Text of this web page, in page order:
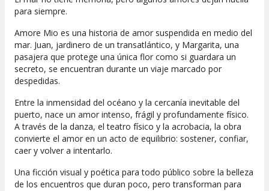
para siempre.
Amore Mio es una historia de amor suspendida en medio del
mar. Juan, jardinero de un transatlántico, y Margarita, una
pasajera que protege una única flor como si guardara un
secreto, se encuentran durante un viaje marcado por
despedidas.
Entre la inmensidad del océano y la cercanía inevitable del
puerto, nace un amor intenso, frágil y profundamente físico.
A través de la danza, el teatro físico y la acrobacia, la obra
convierte el amor en un acto de equilibrio: sostener, confiar,
caer y volver a intentarlo.
Una ficción visual y poética para todo público sobre la belleza
de los encuentros que duran poco, pero transforman para